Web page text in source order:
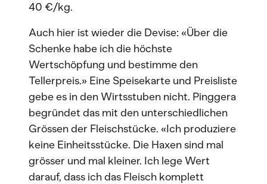
40 €/kg.
Auch hier ist wieder die Devise: «Über die
Schenke habe ich die höchste
Wertschöpfung und bestimme den
Tellerpreis.» Eine Speisekarte und Preisliste
gebe es in den Wirtsstuben nicht. Pinggera
begründet das mit den unterschiedlichen
Grössen der Fleischstücke. «Ich produziere
keine Einheitsstücke. Die Haxen sind mal
grösser und mal kleiner. Ich lege Wert
darauf, dass ich das Fleisch komplett